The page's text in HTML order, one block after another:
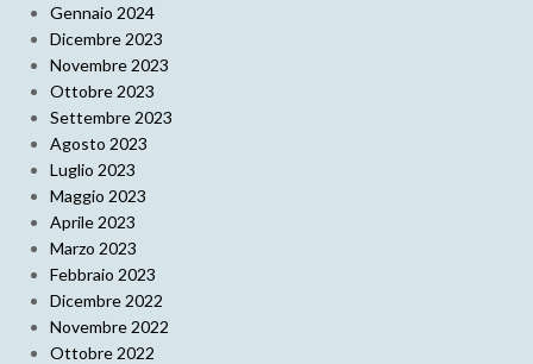
Gennaio 2024
Dicembre 2023
Novembre 2023
Ottobre 2023
Settembre 2023
Agosto 2023
Luglio 2023
Maggio 2023
Aprile 2023
Marzo 2023
Febbraio 2023
Dicembre 2022
Novembre 2022
Ottobre 2022